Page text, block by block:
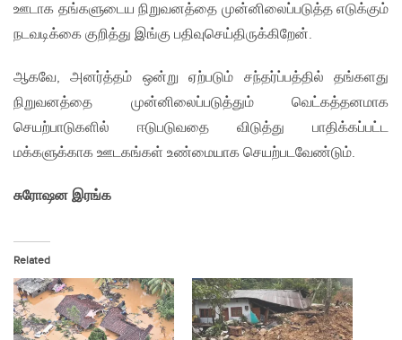
ஊடாக தங்களுடைய நிறுவனத்தை முன்னிலைப்படுத்த எடுக்கும்
நடவடிக்கை குறித்து இங்கு பதிவுசெய்திருக்கிறேன்.
ஆகவே, அனர்த்தம் ஒன்று ஏற்படும் சந்தர்ப்பத்தில் தங்களது
நிறுவனத்தை முன்னிலைப்படுத்தும் வெட்கத்தனமாக
செயற்பாடுகளில் ஈடுபடுவதை விடுத்து பாதிக்கப்பட்ட
மக்களுக்காக ஊடகங்கள் உண்மையாக செயற்படவேண்டும்.
சுரோஷன இரங்க
Related